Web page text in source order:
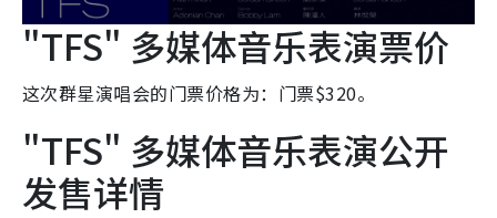
"TFS" 多媒体音乐表演票价
这次群星演唱会的门票价格为：门票$320。
"TFS" 多媒体音乐表演公开
发售详情